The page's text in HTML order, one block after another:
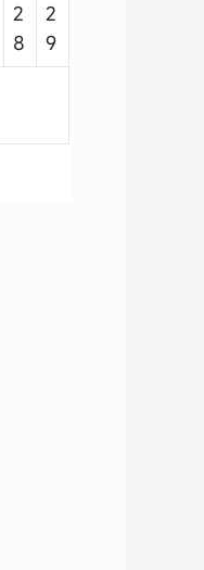
2
8
2
9